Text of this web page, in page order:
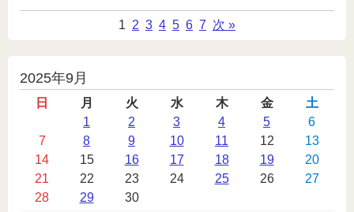
1 2 3 4 5 6 7 次 »
投
2025年9月
日 月 火 水 木 金
土
1
2 3 4 5
6
7
8 9 10 11 12
13
14
15 16 17 18 19
20
21
22 23 24 25 26
27
28
29
30